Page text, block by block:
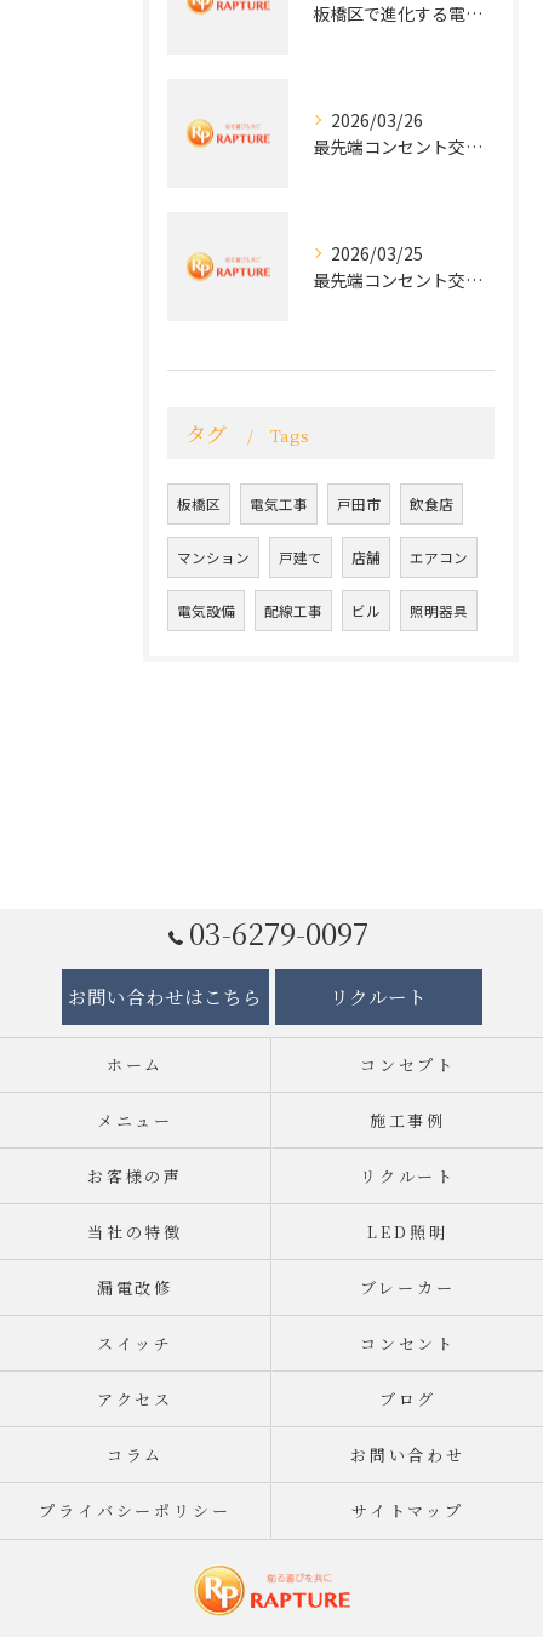
板橋区で進化する電気工事と最新コンセント交換技術
2026/03/26
最先端コンセント交換で快適な生活を実現する電気工事の技術
2026/03/25
最先端コンセント交換で実現する安全と快適な住環境
タグ Tags
板橋区 電気工事 戸田市 飲食店
マンション 戸建て 店舗 エアコン
電気設備 配線工事 ビル 照明器具
03-6279-0097
お問い合わせはこちら リクルート
ホーム コンセプト
メニュー 施工事例
お客様の声 リクルート
当社の特徴 LED照明
漏電改修 ブレーカー
スイッチ コンセント
アクセス ブログ
コラム お問い合わせ
プライバシーポリシー サイトマップ